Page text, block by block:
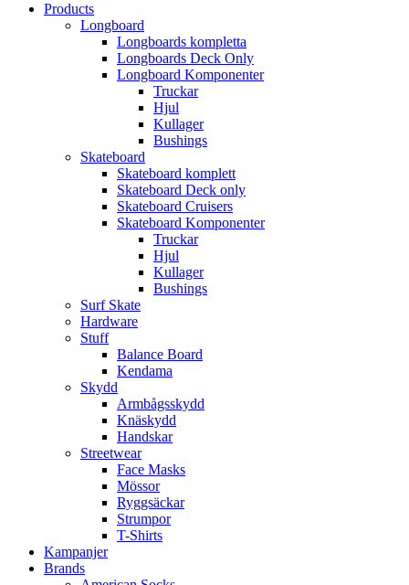
Products
Longboard
Longboards kompletta
Longboards Deck Only
Longboard Komponenter
Truckar
Hjul
Kullager
Bushings
Skateboard
Skateboard komplett
Skateboard Deck only
Skateboard Cruisers
Skateboard Komponenter
Truckar
Hjul
Kullager
Bushings
Surf Skate
Hardware
Stuff
Balance Board
Kendama
Skydd
Armbågsskydd
Knäskydd
Handskar
Streetwear
Face Masks
Mössor
Ryggsäckar
Strumpor
T-Shirts
Kampanjer
Brands